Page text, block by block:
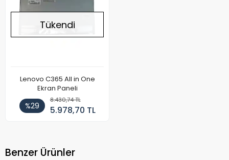
Tükendi
Lenovo C365 All in One
Ekran Paneli
%29
8.430,74 TL
5.978,70 TL
Benzer Ürünler